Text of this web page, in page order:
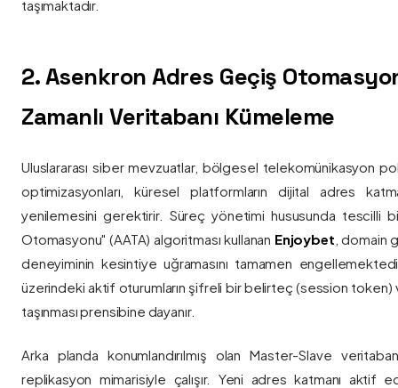
taşımaktadır.
2. Asenkron Adres Geçiş
Zamanlı Veritabanı Kümeleme
Uluslararası siber mevzuatlar, bölgesel telekomünikasyon
optimizasyonları, küresel platformların dijital adres
yenilemesini gerektirir. Süreç yönetimi hususunda tescilli
Otomasyonu" (AATA) algoritması kullanan Enjoybet , domain
deneyiminin kesintiye uğramasını tamamen
üzerindeki aktif oturumların şifreli bir belirteç (session token)
taşınması prensibine dayanır.
Arka planda konumlandırılmış olan Master-Slave
replikasyon mimarisiyle çalışır. Yeni adres katmanı aktif